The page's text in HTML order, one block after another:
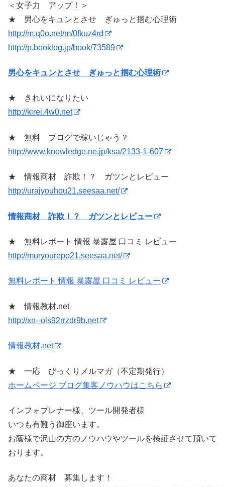
＜女子力 アップ！＞
★ 男心をキュンとさせ ぎゅっと掴む心理術
http://m.q0o.net/m/0fkuz4rd
http://p.booklog.jp/book/73589
男心をキュンとさせ ぎゅっと掴む心理術
★ きれいになりたい
http://kirei.4w0.net
★ 無料 ブログで稼いじゃう？
http://www.knowledge.ne.jp/ksa/2133-1-607
★ 情報商材 詐欺！？ ガツンとレビュー
http://urajyouhou21.seesaa.net/
情報商材 詐欺！？ ガツンとレビュー
★ 無料レポート 情報 暴露屋 口コミ レビュー
http://muryourepo21.seesaa.net/
無料レポート 情報 暴露屋 口コミ レビュー
★ 情報教材.net
http://xn--ols92rrzdr9b.net
情報教材.net
★ 一応 びっくりメルマガ（不定期発行）
ホームページ ブログ集客ノウハウはこちら
インフォプレナー様、ツール開発者様
いつも有難う御座います。
お蔭様で沢山の方のノウハウやツールを検証させて頂いて
おります。
あなたの商材 募集します！